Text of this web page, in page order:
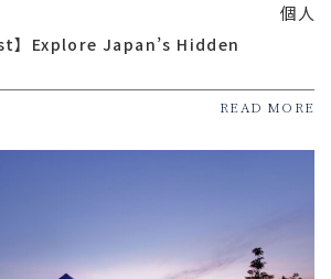
個人
】Explore Japan’s Hidden
READ MORE